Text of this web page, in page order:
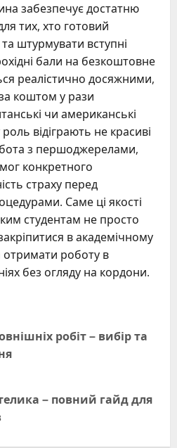
забезпечує достатню
тих, хто готовий
штурмувати вступні
бали на безкоштовне
реалістично досяжними,
коштом у рази
чи американські
відіграють не красиві
з першоджерелами,
конкретного
страху перед
Саме ці якості
студентам не просто
в академічному
роботу в
без огляду на кордони.
робіт – вибір та
– повний гайд для